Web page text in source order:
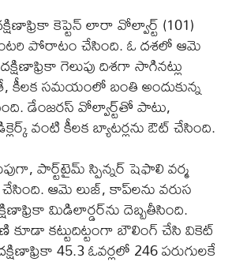
కెప్టెన్ లారా వోల్వార్ట్ (101)
పోరాటం చేసింది. ఓ దశలో ఆమె
గెలుపు దిశగా సాగినట్లు
సమయంలో బంతి అందుకున్న
డేంజరస్ వోల్వార్ట్‌తో పాటు,
వంటి కీలక బ్యాటర్లను ఔట్ చేసింది.
పార్ట్‌టైమ్ స్పిన్నర్ షెఫాలి వర్మ
ఆమె లుజ్, కాప్‌లను వరుస
మిడిలార్డర్‌ను దెబ్బతీసింది.
కూడా కట్టుదిట్టంగా బౌలింగ్ చేసి వికెట్
45.3 ఓవర్లలో 246 పరుగులకే